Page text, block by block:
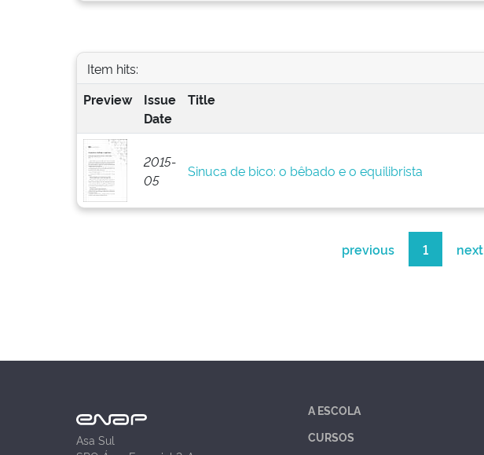
Item hits:
Preview
Issue
Date
Title
2015-
05
Sinuca de bico: o bêbado e o equilibrista
previous 1 next
Asa Sul
A ESCOLA
CURSOS